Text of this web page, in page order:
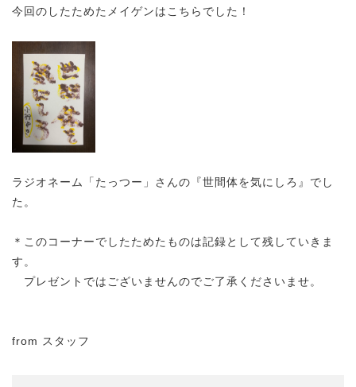
今回のしたためたメイゲンはこちらでした！
ラジオネーム「たっつー」さんの『世間体を気にしろ』でし
た。
＊このコーナーでしたためたものは記録として残していきま
す。
プレゼントではございませんのでご了承くださいませ。
from スタッフ